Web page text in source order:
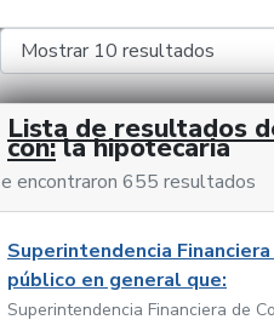
Lista de resultados
con: la hipotecaria
encontraron 655 resultados
Superintendencia
público en general que:
Superintendencia Financiera de